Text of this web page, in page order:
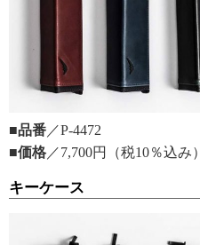
■品番 ／P-4472
■価格 ／7,700円（税10％込み）
キーケース